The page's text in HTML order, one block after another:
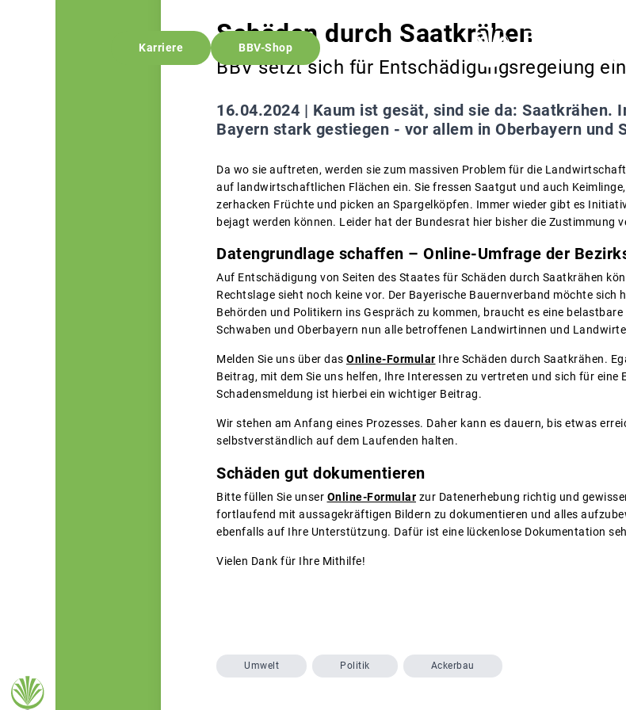
Karriere BBV-Shop
Schäden durch Saatkrähen
BBV setzt sich für Entschädigungsregelung ein
16.04.2024 | Kaum ist gesät, sind sie da: Saatkrähen.
Bayern stark gestiegen - vor allem in Oberbayern und
Da wo sie auftreten, werden sie zum massiven Problem für die
auf landwirtschaftlichen Flächen ein. Sie fressen Saatgut und auch
zerhacken Früchte und picken an Spargelköpfen. Immer wieder gibt es
bejagt werden können. Leider hat der Bundesrat hier bisher die Zustimmung
Datengrundlage schaffen – Online-Umfrage der
Auf Entschädigung von Seiten des Staates für Schäden durch Saatkrähen
Rechtslage sieht noch keine vor. Der Bayerische Bauernverband möchte sich
Behörden und Politikern ins Gespräch zu kommen, braucht es eine
Schwaben und Oberbayern nun alle betroffenen Landwirtinnen und
Melden Sie uns über das Online-Formular Ihre Schäden durch Saatkrähen.
Beitrag, mit dem Sie uns helfen, Ihre Interessen zu vertreten und sich für
Schadensmeldung ist hierbei ein wichtiger Beitrag.
Wir stehen am Anfang eines Prozesses. Daher kann es dauern, bis etwas
selbstverständlich auf dem Laufenden halten.
Schäden gut dokumentieren
Bitte füllen Sie unser Online-Formular zur Datenerhebung richtig und
fortlaufend mit aussagekräftigen Bildern zu dokumentieren und alles
ebenfalls auf Ihre Unterstützung. Dafür ist eine lückenlose Dokumentation
Vielen Dank für Ihre Mithilfe!
Umwelt Politik Ackerbau